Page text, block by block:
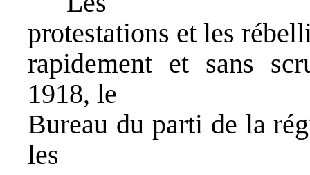
protestations et les
rapidement et sans
1918, le
Bureau du parti de la
les